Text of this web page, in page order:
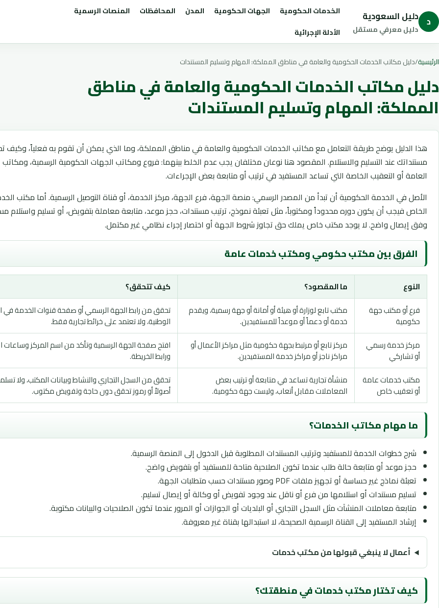
تجاوز إلى المحتوى
د دليل السعودية
دليل معرفي مستقل
الخدمات الحكومية الجهات الحكومية المدن المحافظات
المنصات الرسمية
الأدلة الإجرائية
الرئيسية/دليل مكاتب الخدمات الحكومية والعامة في مناطق المملكة: المهام وتسليم المستندات
دليل مكاتب الخدمات الحكومية والعامة في مناطق
المملكة: المهام وتسليم المستندات
هذا الدليل يوضح طريقة التعامل مع مكاتب الخدمات الحكومية والعامة في مناطق المملكة، وما الذي يمكن أن تقوم به فعلياً، وكيف
مستنداتك عند التسليم والاستلام. المقصود هنا نوعان مختلفان يجب عدم الخلط بينهما: فروع ومكاتب الجهات الحكومية الرسمية،
العامة أو التعقيب الخاصة التي تساعد المستفيد في ترتيب أو متابعة بعض الإجراءات.
الأصل في الخدمة الحكومية أن تبدأ من المصدر الرسمي: منصة الجهة، فرع الجهة، مركز الخدمة، أو قناة التوصيل الرسمية. أما مكتب
الخاص فيجب أن يكون دوره محدوداً ومكتوباً، مثل تعبئة نموذج، ترتيب مستندات، حجز موعد، متابعة معاملة بتفويض، أو تسليم واستلام
وفق إيصال واضح. لا يوجد مكتب خاص يملك حق تجاوز شروط الجهة أو اختصار إجراء نظامي غير مكتمل.
الفرق بين مكتب حكومي ومكتب خدمات عامة
النوع ما المقصود؟
كيف تتحقق؟
فرع أو مكتب جهة
حكومية
مكتب تابع لوزارة أو هيئة أو أمانة أو جهة رسمية، ويقدم
خدمة أو دعماً أو موعداً للمستفيدين.
تحقق من رابط الجهة الرسمي أو صفحة قنوات الخدمة في
الوطنية، ولا تعتمد على خرائط تجارية فقط.
مركز خدمة رسمي
أو تشاركي
مركز تابع أو مرتبط بجهة حكومية مثل مراكز الأعمال أو
مراكز ناجز أو مراكز خدمة المستفيدين.
افتح صفحة الجهة الرسمية وتأكد من اسم المركز وساعات
ورابط الخريطة.
مكتب خدمات عامة
أو تعقيب خاص
منشأة تجارية تساعد في متابعة أو ترتيب بعض
المعاملات مقابل أتعاب، وليست جهة حكومية.
تحقق من السجل التجاري والنشاط وبيانات المكتب، ولا
أصولاً أو رموز تحقق دون حاجة وتفويض مكتوب.
ما مهام مكاتب الخدمات؟
شرح خطوات الخدمة للمستفيد وترتيب المستندات المطلوبة قبل الدخول إلى المنصة الرسمية.
حجز موعد أو متابعة حالة طلب عندما تكون الصلاحية متاحة للمستفيد أو بتفويض واضح.
تعبئة نماذج غير حساسة أو تجهيز ملفات PDF وصور مستندات حسب متطلبات الجهة.
تسليم مستندات أو استلامها من فرع أو ناقل عند وجود تفويض أو وكالة أو إيصال تسليم.
متابعة معاملات المنشآت مثل السجل التجاري أو البلديات أو الجوازات أو المرور عندما تكون الصلاحيات والبيانات مكتوبة.
إرشاد المستفيد إلى القناة الرسمية الصحيحة، لا استبدالها بقناة غير معروفة.
أعمال لا ينبغي قبولها من مكتب خدمات
كيف تختار مكتب خدمات في منطقتك؟